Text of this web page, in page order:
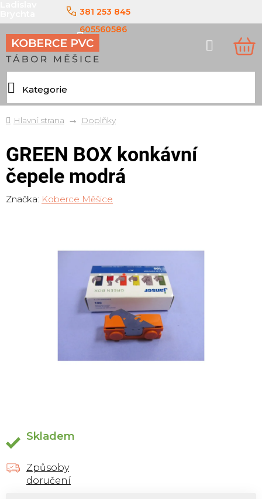
381 253 845
605560586
Hledat
Domů Doplňky
Skladem
Způsoby
doručení
GREEN BOX konkávní
čepele modrá
Značka: Koberce Měšice